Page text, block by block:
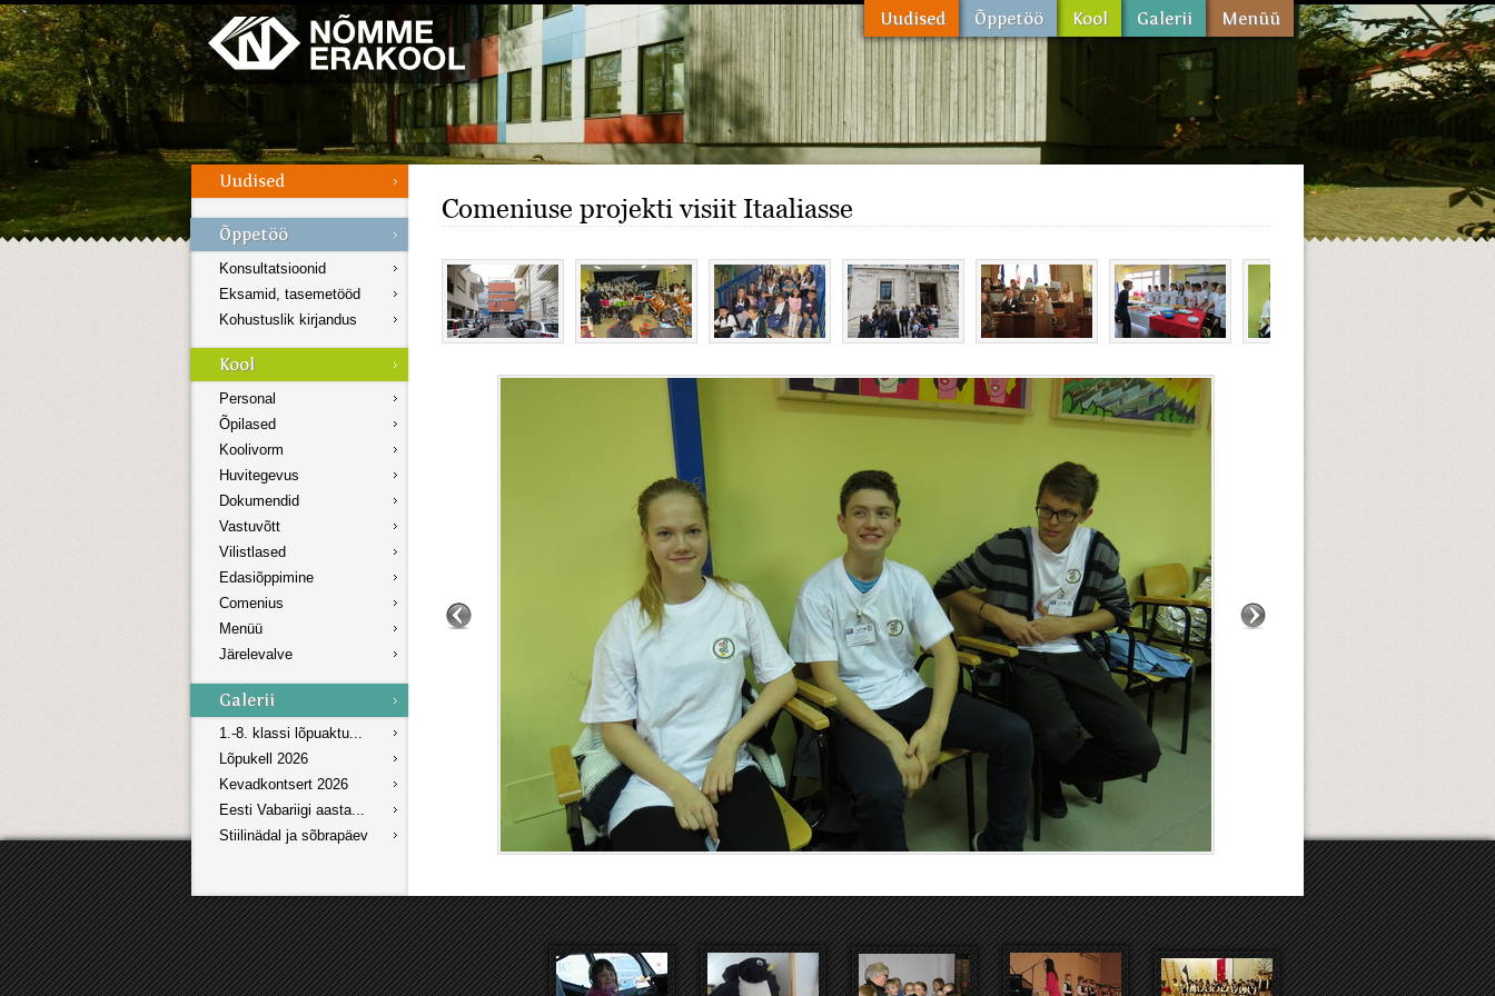
Menüü
Galerii
Konsultatsioonid
Eksamid, tasemetööd
Kohustuslik kirjandus
Personal
Õpilased
Koolivorm
Huvitegevus
Dokumendid
Vastuvõtt
Vilistlased
Edasiõppimine
Comenius
Menüü
Järelevalve
1.-8. klassi lõpuaktu...
Lõpukell 2026
Kevadkontsert 2026
Eesti Vabariigi aasta...
Stiilinädal ja sõbrapäev
Comeniuse projekti visiit Itaaliasse